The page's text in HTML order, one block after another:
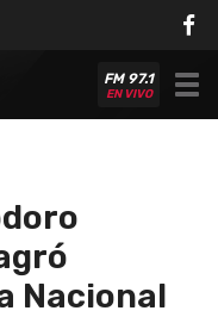
FM 97.1
EN VIVO
Nacional